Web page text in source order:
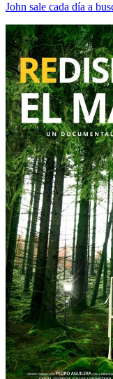
John sale cada día a